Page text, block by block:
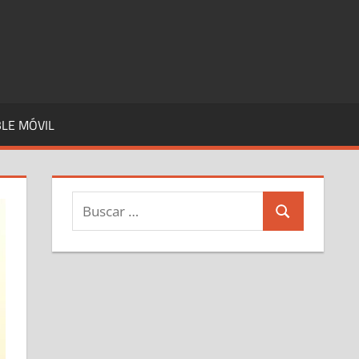
MÓVIL
Buscar:
Buscar